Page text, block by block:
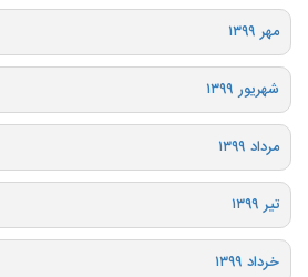
مهر ۱۳۹۹
شهریور ۱۳۹۹
مرداد ۱۳۹۹
تیر ۱۳۹۹
خرداد ۱۳۹۹